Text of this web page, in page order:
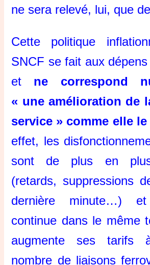
ne sera relevé, lui, que
Cette politique
SNCF se fait aux
et ne correspond
« une amélioration de
service » comme elle
effet, les
sont de plus en plus
(retards, suppressions
dernière minute…)
continue dans le même
augmente ses tarifs
nombre de liaisons